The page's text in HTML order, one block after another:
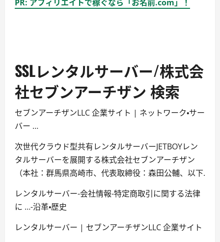
PR: アフィリエイトで稼ぐなら「お名前.com」！
SSLレンタルサーバー/株式会
社セブンアーチザン 検索
セブンアーチザンLLC 企業サイト | ネットワーク・サー
バー …
次世代クラウド型共有レンタルサーバーJETBOYレン
タルサーバーを展開する株式会社セブンアーチザン
（本社：群馬県高崎市、代表取締役：森田公輔、以下.
レンタルサーバー-会社情報-特定商取引に関する法律
に …-沿革・歴史
レンタルサーバー | セブンアーチザンLLC 企業サイト